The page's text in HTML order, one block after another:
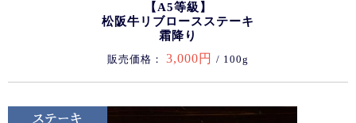
【A5等級】
松阪牛リブロースステーキ
霜降り
販売価格： 3,000円 / 100g